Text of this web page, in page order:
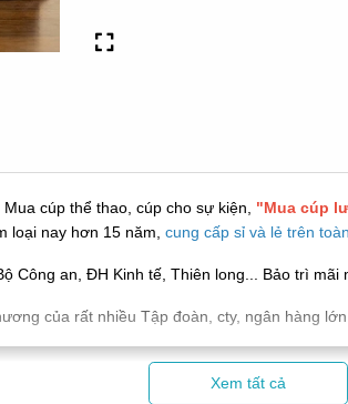
Mua cúp thể thao, cúp cho sự kiện, "Mua cúp
loại nay hơn 15 năm, cung cấp sỉ và lẻ trên
Công an, ĐH Kinh tế, Thiên long... Bảo trì
của rất nhiều Tập đoàn, cty, ngân hàng
Xem tất cả